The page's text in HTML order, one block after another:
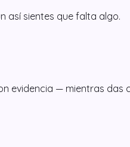
así sientes que falta algo.
evidencia — mientras das